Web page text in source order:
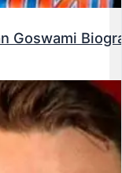
Goswami